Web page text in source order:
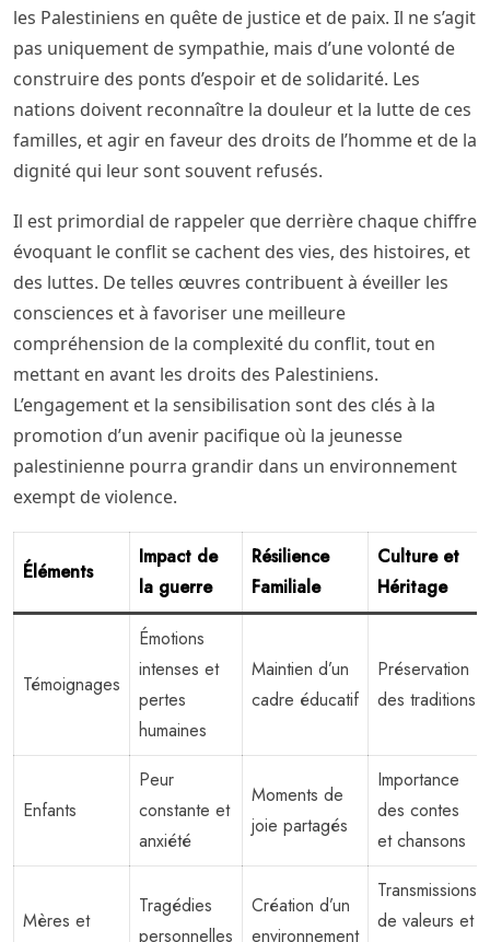
les Palestiniens en quête de justice et de paix. Il ne s’agit
pas uniquement de sympathie, mais d’une volonté de
construire des ponts d’espoir et de solidarité. Les
nations doivent reconnaître la douleur et la lutte de ces
familles, et agir en faveur des droits de l’homme et de la
dignité qui leur sont souvent refusés.
Il est primordial de rappeler que derrière chaque chiffre
évoquant le conflit se cachent des vies, des histoires, et
des luttes. De telles œuvres contribuent à éveiller les
consciences et à favoriser une meilleure
compréhension de la complexité du conflit, tout en
mettant en avant les droits des Palestiniens.
L’engagement et la sensibilisation sont des clés à la
promotion d’un avenir pacifique où la jeunesse
palestinienne pourra grandir dans un environnement
exempt de violence.
Éléments
Impact de
la guerre
Résilience
Familiale
Culture et
Héritage
Témoignages
Émotions
intenses et
pertes
humaines
Maintien d’un
cadre éducatif
Préservation
des traditions
Enfants
Peur
constante et
anxiété
Moments de
joie partagés
Importance
des contes
et chansons
Mères et
Tragédies
personnelles
Création d’un
environnement
Transmissions
de valeurs et